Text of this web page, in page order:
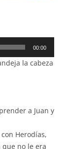
00:00
la cabeza
a Juan y
Herodías,
que no le era